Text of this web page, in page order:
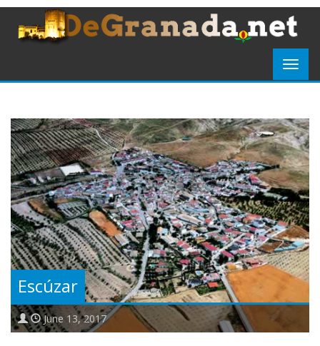
Escúzar
June 13, 2017